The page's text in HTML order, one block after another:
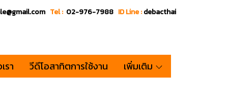
Tel : 02-976-7988 ID Line :debacthai
รา วีดีโอสาทิตการใช้งาน เพิ่มเติม